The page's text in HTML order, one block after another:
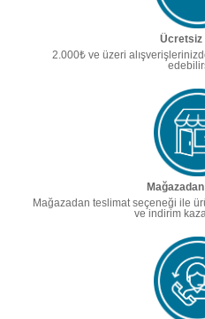
Ücretsiz
2.000₺ ve üzeri
Mağazadan teslimat seçeneği ile
ve indirim